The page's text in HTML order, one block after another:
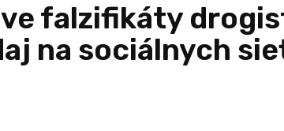
falzifikáty
na sociálnych